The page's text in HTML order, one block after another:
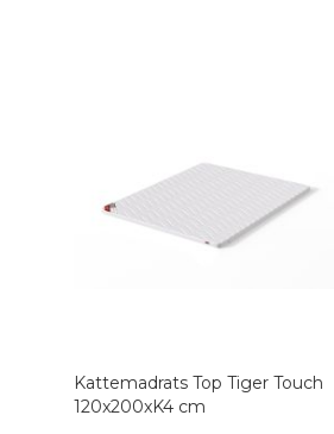
Kattemadrats Top Tiger Touch
120x200xK4 cm